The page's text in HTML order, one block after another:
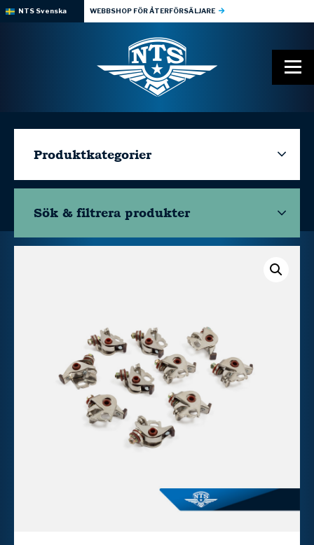
NTS Svenska WEBBSHOP FÖR ÅTERFÖRSÄLJARE
Produktkategorier
Sök & filtrera produkter